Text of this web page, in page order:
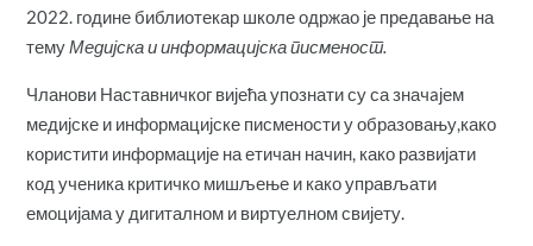
2022. године библиотекар школе одржао је предавање на
темуМедијска и информацијска писменост.
Чланови Наставничког вијећа упознати су са значaјем
медијске и информацијске писмености у образовању,како
користити информације на етичан начин, како развијати
код ученика критичко мишљење и како управљати
емоцијама у дигиталном и виртуелном свијету.